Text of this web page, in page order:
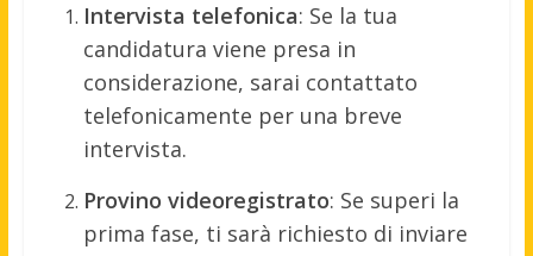
Intervista telefonica: Se la tua
candidatura viene presa in
considerazione, sarai contattato
telefonicamente per una breve
intervista.
Provino videoregistrato: Se superi la
prima fase, ti sarà richiesto di inviare